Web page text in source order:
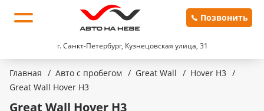
г. Санкт-Петербург, Кузнецовская улица, 31
Позвонить
Главная / Авто с пробегом / Great Wall / Hover H3 /
Great Wall Hover H3
Great Wall Hover H3